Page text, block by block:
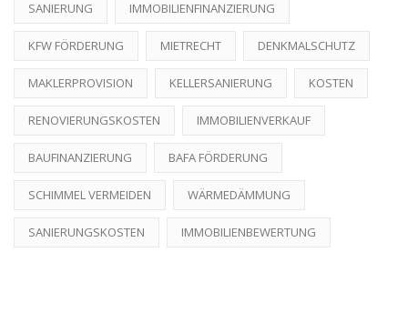
SANIERUNG IMMOBILIENFINANZIERUNG
KFW FÖRDERUNG MIETRECHT DENKMALSCHUTZ
MAKLERPROVISION KELLERSANIERUNG KOSTEN
RENOVIERUNGSKOSTEN IMMOBILIENVERKAUF
BAUFINANZIERUNG BAFA FÖRDERUNG
SCHIMMEL VERMEIDEN WÄRMEDÄMMUNG
SANIERUNGSKOSTEN IMMOBILIENBEWERTUNG